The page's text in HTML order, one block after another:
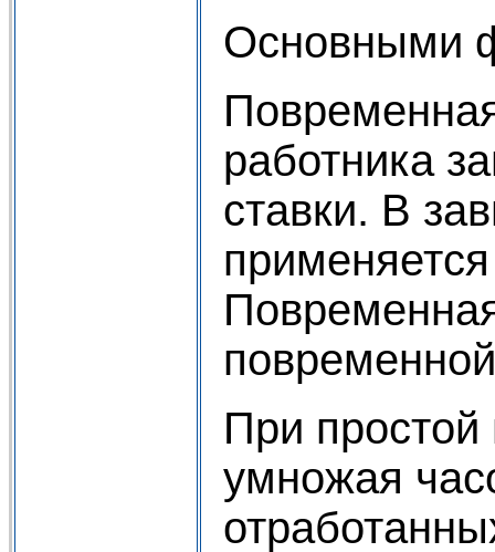
Основными
работника
ставки. В
При простой
умножая